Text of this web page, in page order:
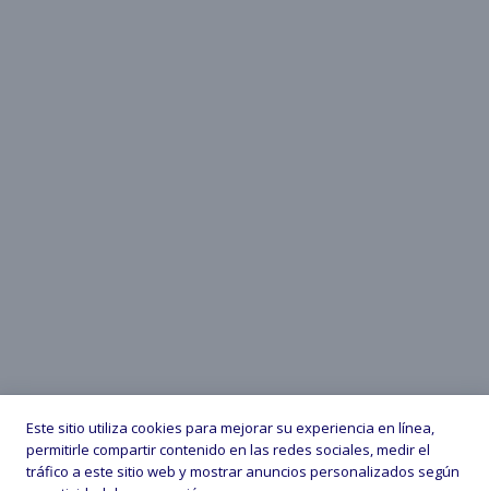
Este sitio utiliza cookies para mejorar su experiencia en línea,
permitirle compartir contenido en las redes sociales, medir el
tráfico a este sitio web y mostrar anuncios personalizados según